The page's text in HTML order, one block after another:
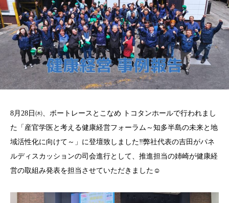
8月28日㈭、ボートレースとこなめ トコタンホールで行われまし
た「産官学医と考える健康経営フォーラム～知多半島の未来と地
域活性化に向けて～」に登壇致しました‼弊社代表の吉田がパネ
ルディスカッションの司会進行として、推進担当の姉崎が健康経
営の取組み発表を担当させていただきました☺